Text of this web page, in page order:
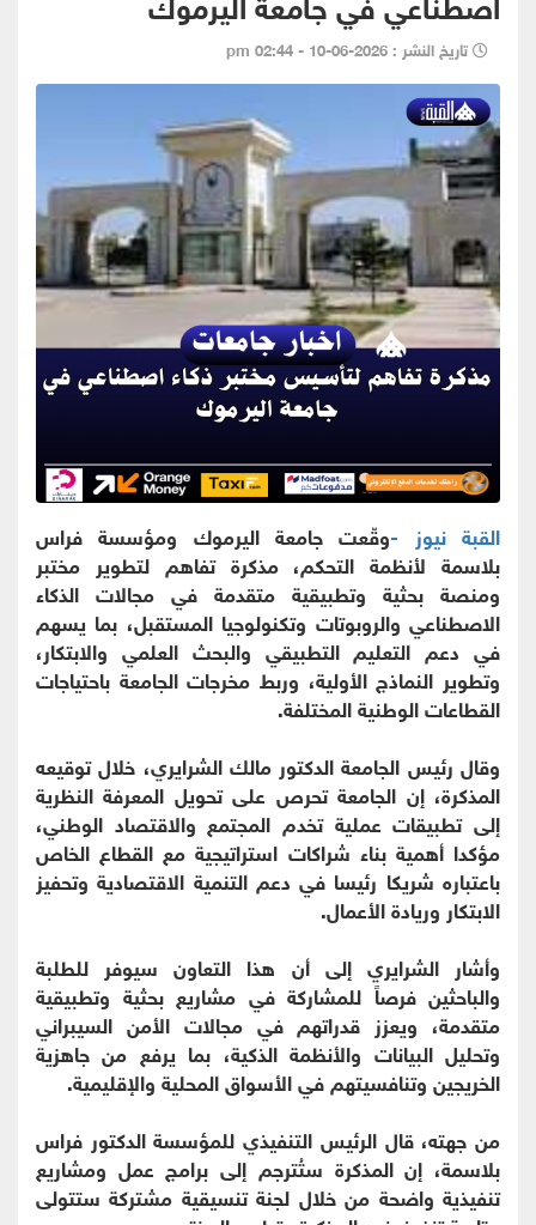
تاريخ النشر : 2026-06-10 - 02:44 pm
القبة نيوز -وقّعت جامعة اليرموك ومؤسسة فراس
بلاسمة لأنظمة التحكم، مذكرة تفاهم لتطوير مختبر
ومنصة بحثية وتطبيقية متقدمة في مجالات الذكاء
الاصطناعي والروبوتات وتكنولوجيا المستقبل، بما يسهم
في دعم التعليم التطبيقي والبحث العلمي والابتكار،
وتطوير النماذج الأولية، وربط مخرجات الجامعة باحتياجات
القطاعات الوطنية المختلفة.
وقال رئيس الجامعة الدكتور مالك الشرايري، خلال توقيعه
المذكرة، إن الجامعة تحرص على تحويل المعرفة النظرية
إلى تطبيقات عملية تخدم المجتمع والاقتصاد الوطني،
مؤكدا أهمية بناء شراكات استراتيجية مع القطاع الخاص
باعتباره شريكا رئيسا في دعم التنمية الاقتصادية وتحفيز
الابتكار وريادة الأعمال.
وأشار الشرايري إلى أن هذا التعاون سيوفر للطلبة
والباحثين فرصاً للمشاركة في مشاريع بحثية وتطبيقية
متقدمة، ويعزز قدراتهم في مجالات الأمن السيبراني
وتحليل البيانات والأنظمة الذكية، بما يرفع من جاهزية
الخريجين وتنافسيتهم في الأسواق المحلية والإقليمية.
من جهته، قال الرئيس التنفيذي للمؤسسة الدكتور فراس
بلاسمة، إن المذكرة ستُترجم إلى برامج عمل ومشاريع
تنفيذية واضحة من خلال لجنة تنسيقية مشتركة ستتولى